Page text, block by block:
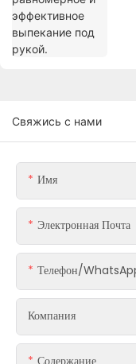
Свяжись с нами
Имя
Электронная Почта
Телефон/
Компания